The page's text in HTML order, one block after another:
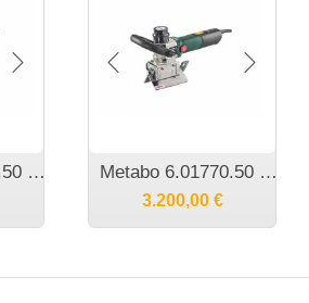
Metabo 6.01752.50 KFM 15-10 F Φρέζα Λοξοκοπής 1.500 Watt Metabo 6.01770.50 KFMV 17-15 F Φρέζα Λοξοκοπής για μέταλλο 1.700 Watt
3.200,00 €